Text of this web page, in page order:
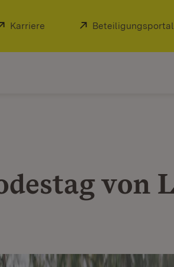
Extern:
Karriere (Öffnet in neuem Fenster)
Extern:
Beteiligungsportal
von